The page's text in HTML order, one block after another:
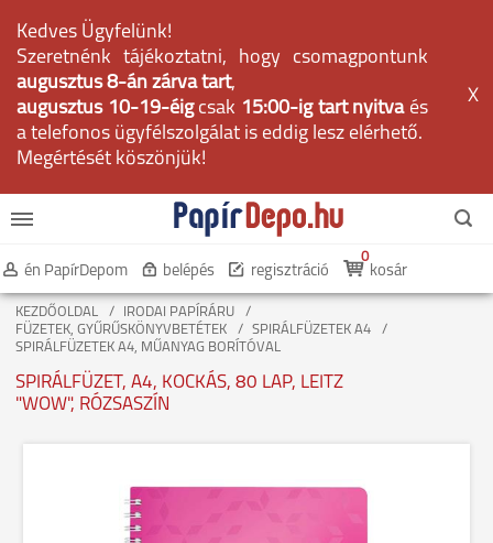
Kedves Ügyfelünk!
Szeretnénk tájékoztatni, hogy csomagpontunk
augusztus 8-án zárva tart,
augusztus 10-19-éig csak 15:00-ig tart nyitvaés
a telefonos ügyfélszolgálat is eddig lesz elérhető.
Megértését köszönjük!
X
én PapírDepom belépés regisztráció kosár
0
KEZDŐOLDAL
IRODAI PAPÍRÁRU
FÜZETEK, GYŰRŰSKÖNYVBETÉTEK
SPIRÁLFÜZETEK A4
SPIRÁLFÜZETEK A4, MŰANYAG BORÍTÓVAL
SPIRÁLFÜZET, A4, KOCKÁS, 80 LAP, LEITZ
"WOW", RÓZSASZÍN